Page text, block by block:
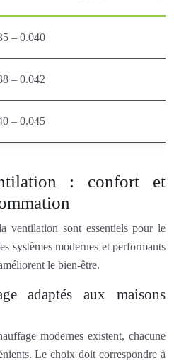
– 0.040
– 0.042
– 0.045
: confort et
ventilation sont essentiels pour le
systèmes modernes et performants
le bien-être.
adaptés aux maisons
modernes existent, chacune
Le choix doit correspondre à